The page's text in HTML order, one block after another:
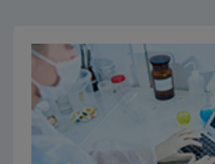
编辑委员会
出版费用